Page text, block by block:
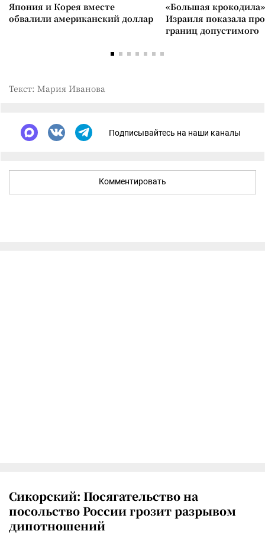
Япония и Корея вместе
обвалили американский доллар
«Большая
Израиля показала
границ допустимого
Текст: Мария Иванова
Подписывайтесь на наши каналы
Комментировать
Сикорский: Посягательство на
посольство России грозит разрывом
дипотношений